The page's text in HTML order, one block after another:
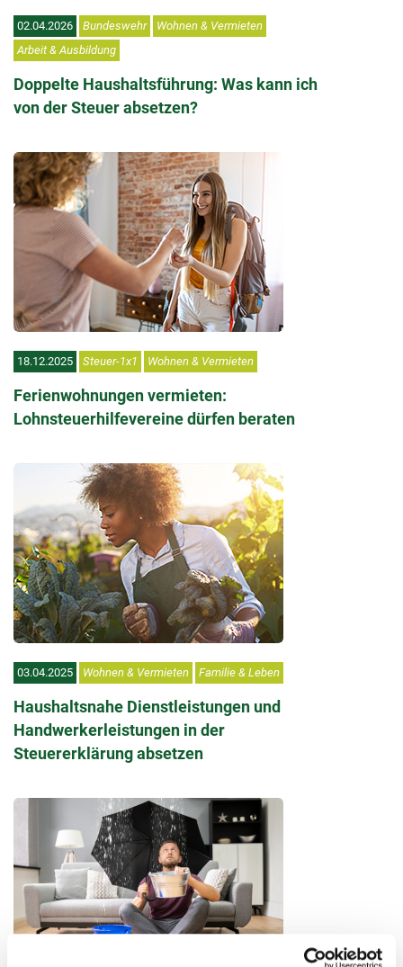
02.04.2026 Bundeswehr
Wohnen & Vermieten
Arbeit & Ausbildung
Doppelte Haushaltsführung: Was kann ich
von der Steuer absetzen?
18.12.2025 Steuer-1x1 Wohnen & Vermieten
Ferienwohnungen vermieten:
Lohnsteuerhilfevereine dürfen beraten
03.04.2025 Wohnen & Vermieten Familie & Leben
Haushaltsnahe Dienstleistungen und
Handwerkerleistungen in der
Steuererklärung absetzen